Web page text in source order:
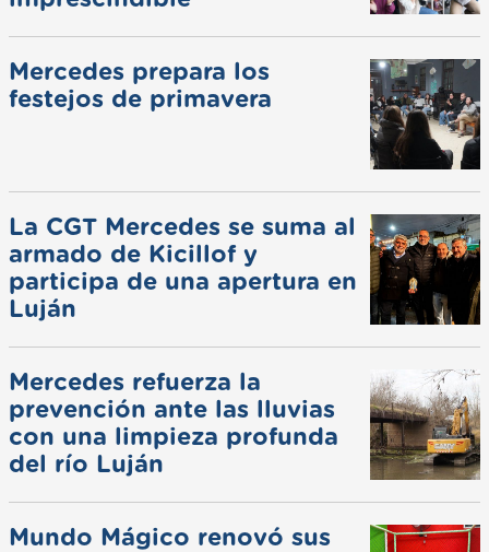
Mercedes prepara los
festejos de primavera
La CGT Mercedes se suma al
armado de Kicillof y
participa de una apertura en
Luján
Mercedes refuerza la
prevención ante las lluvias
con una limpieza profunda
del río Luján
Mundo Mágico renovó sus